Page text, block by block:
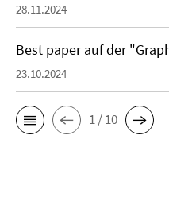
28.11.2024
Best paper auf der
23.10.2024
1 / 10